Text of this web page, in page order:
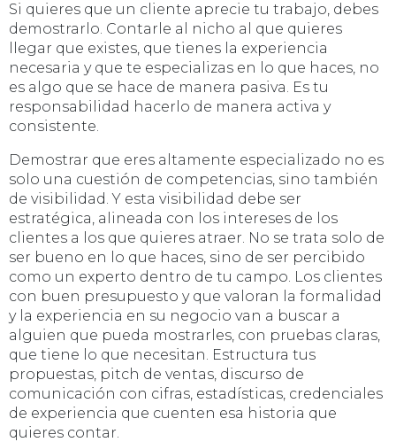
Si quieres que un cliente aprecie tu trabajo, debes
demostrarlo. Contarle al nicho al que quieres
llegar que existes, que tienes la experiencia
necesaria y que te especializas en lo que haces, no
es algo que se hace de manera pasiva. Es tu
responsabilidad hacerlo de manera activa y
consistente.
Demostrar que eres altamente especializado no es
solo una cuestión de competencias, sino también
de visibilidad. Y esta visibilidad debe ser
estratégica, alineada con los intereses de los
clientes a los que quieres atraer. No se trata solo de
ser bueno en lo que haces, sino de ser percibido
como un experto dentro de tu campo. Los clientes
con buen presupuesto y que valoran la formalidad
y la experiencia en su negocio van a buscar a
alguien que pueda mostrarles, con pruebas claras,
que tiene lo que necesitan. Estructura tus
propuestas, pitch de ventas, discurso de
comunicación con cifras, estadísticas, credenciales
de experiencia que cuenten esa historia que
quieres contar.